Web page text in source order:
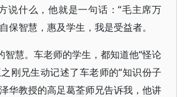
说什么，他就是一句话：“毛主席万
保智慧，惠及学生，我是受益者。
智慧。车老师的学生，都知道他“怪论
刚兄生动记述了车老师的“知识份子
华教授的高足葛荃师兄告诉我，他讲